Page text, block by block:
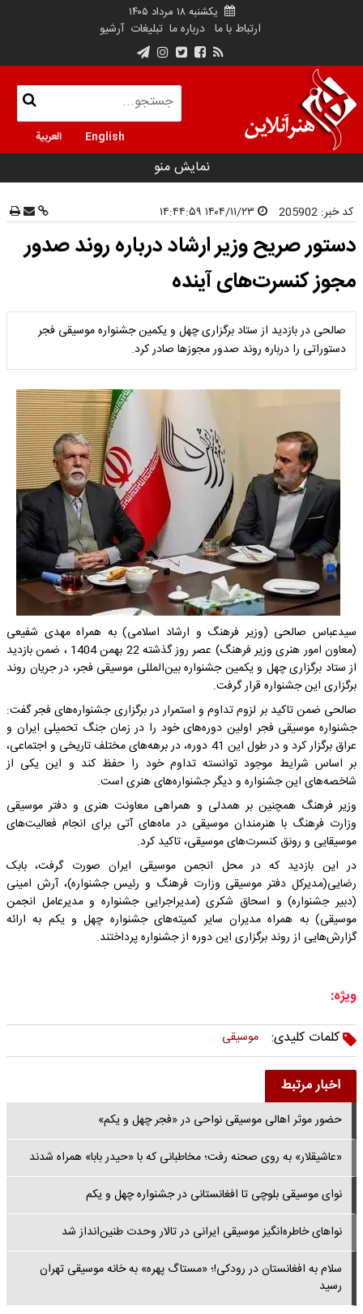
یکشنبه ۱۸ مرداد ۱۴۰۵
ارتباط با ما درباره ما تبلیغات آرشیو
English العربية
نمایش منو
کد خبر: 205902
دستور صریح وزیر ارشاد درباره روند صدور
مجوز کنسرت‌های آینده
صالحی در بازدید از ستاد برگزاری چهل و یکمین جشنواره موسیقی فجر
دستوراتی را درباره روند صدور مجوزها صادر کرد.
سیدعباس صالحی (وزیر فرهنگ و ارشاد اسلامی) به همراه مهدی شفیعی
(معاون امور هنری وزیر فرهنگ) عصر روز گذشته 22 بهمن 1404 ، ضمن بازدید
از ستاد برگزاری چهل و یکمین جشنواره بین‌المللی موسیقی فجر، در جریان روند
برگزاری این جشنواره قرار گرفت.
صالحی ضمن تاکید بر لزوم تداوم و استمرار در برگزاری جشنواره‌های فجر گفت:
جشنواره موسیقی فجر اولین دوره‌های خود را در زمان جنگ تحمیلی ایران و
عراق برگزار کرد و در طول این 41 دوره، در برهه‌های مختلف تاریخی و اجتماعی،
بر اساس شرایط موجود توانسته تداوم خود را حفظ کند و این یکی از
شاخصه‌های این جشنواره و دیگر جشنواره‌های هنری است.
وزیر فرهنگ همچنین بر همدلی و همراهی معاونت هنری و دفتر موسیقی
وزارت فرهنگ با هنرمندان موسیقی در ماه‌های آتی برای انجام فعالیت‌های
موسیقایی‌ و رونق کنسرت‌های موسیقی، تاکید کرد.
در این بازدید که در محل انجمن موسیقی ایران صورت گرفت، بابک
رضایی(مدیرکل دفتر موسیقی وزارت فرهنگ و رئیس جشنواره)، آرش امینی
(دبیر جشنواره) و اسحاق شکری (مدیراجرایی جشنواره و مدیرعامل انجمن
موسیقی) به همراه مدیران سایر کمیته‌های جشنواره چهل و یکم به ارائه
گزارش‌هایی از روند برگزاری این دوره از جشنواره پرداختند.
ویژه:
کلمات کلیدی:
موسیقی
اخبار مرتبط
حضور موثر اهالی موسیقی نواحی در «فجر چهل و یکم»
«عاشیقلار» به روی صحنه رفت؛ مخاطبانی که با «حیدر بابا» همراه شدند
نوای موسیقی بلوچی تا افغانستانی در جشنواره چهل و یکم
نواهای خاطره‌انگیز موسیقی ایرانی در تالار وحدت طنین‌انداز شد
سلام به افغانستان در رودکی!؛ «مستاگ پهره» به خانه موسیقی تهران
رسید